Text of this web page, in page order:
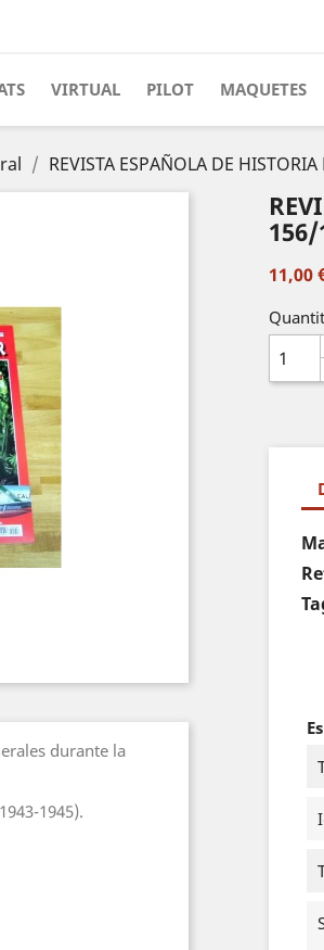
VIRTUAL PILOT MAQUETES
REVISTA ESPAÑOLA DE
durante la
1945).
156/
11,00